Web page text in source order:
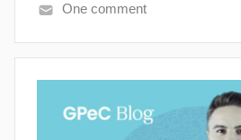
One comment